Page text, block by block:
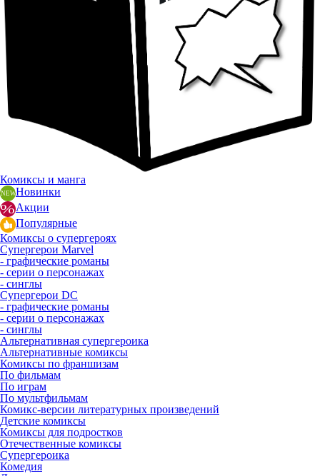
Комиксы и манга
Новинки
Акции
Популярные
Комиксы о супергероях
Супергерои Marvel
- графические романы
- серии о персонажах
- синглы
Супергерои DC
- графические романы
- серии о персонажах
- синглы
Альтернативная супергероика
Альтернативные комиксы
Комиксы по франшизам
По фильмам
По играм
По мультфильмам
Комикс-версии литературных произведений
Детские комиксы
Комиксы для подростков
Отечественные комиксы
Супергероика
Комедия